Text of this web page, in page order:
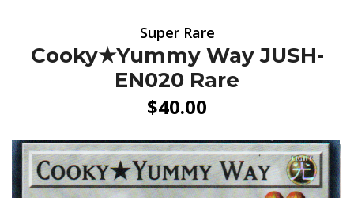
Super Rare
Cooky★Yummy Way JUSH-
EN020 Rare
$40.00